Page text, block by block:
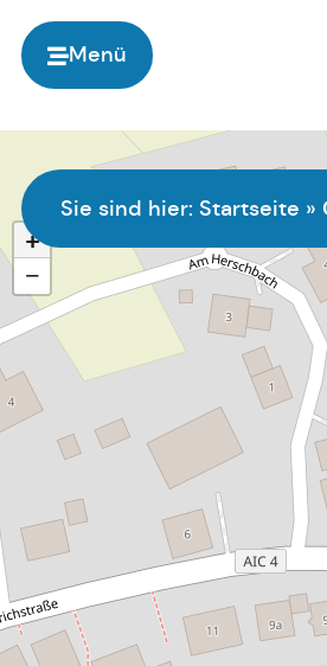
Menü
Sie sind hier: Startseite »
+
−